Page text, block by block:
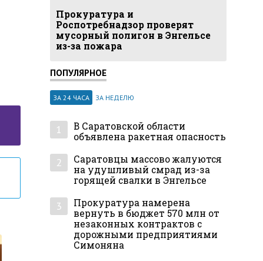
Прокуратура и
Роспотребнадзор проверят
мусорный полигон в Энгельсе
из-за пожара
ПОПУЛЯРНОЕ
ЗА 24 ЧАСА ЗА НЕДЕЛЮ
1
В Саратовской области
объявлена ракетная опасность
2
Саратовцы массово жалуются
на удушливый смрад из-за
горящей свалки в Энгельсе
3
Прокуратура намерена
вернуть в бюджет 570 млн от
незаконных контрактов с
дорожными предприятиями
Симоняна